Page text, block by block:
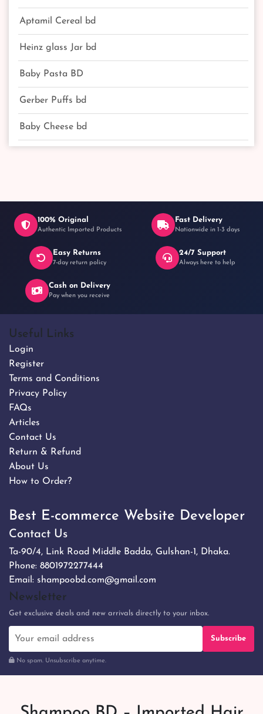
Aptamil Cereal bd
Heinz glass Jar bd
Baby Pasta BD
Gerber Puffs bd
Baby Cheese bd
100% Original
Authentic Imported Products
Fast Delivery
Nationwide in 1-3 days
Easy Returns
7-day return policy
24/7 Support
Always here to help
Cash on Delivery
Pay when you receive
Useful Links
Login
Register
Terms and Conditions
Privacy Policy
FAQs
Articles
Contact Us
Return & Refund
About Us
How to Order?
Best E-commerce Website Developer
Contact Us
Ta-90/4, Link Road Middle Badda, Gulshan-1, Dhaka.
Phone: 8801972277444
Email: shampoobd.com@gmail.com
Newsletter
Get exclusive deals and new arrivals directly to your inbox.
Subscribe
No spam. Unsubscribe anytime.